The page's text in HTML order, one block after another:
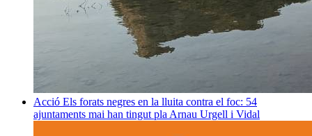
Acció Els forats negres en la lluita contra el foc: 54
ajuntaments mai han tingut pla Arnau Urgell i Vidal